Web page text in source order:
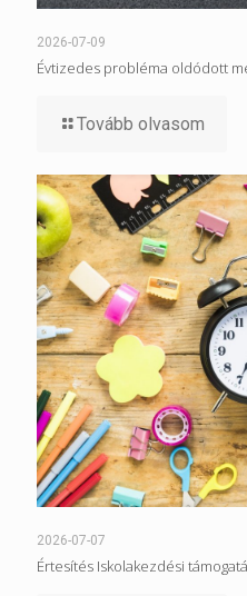
2026-07-09
Évtizedes probléma oldódott
Tovább olvasom
2026-07-07
Értesítés Iskolakezdési